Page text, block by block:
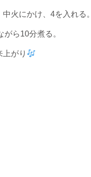
火にかけ、4を入れる。
がら10分煮る。⠀
がり